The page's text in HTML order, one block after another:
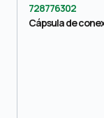
728776302
Cápsula de